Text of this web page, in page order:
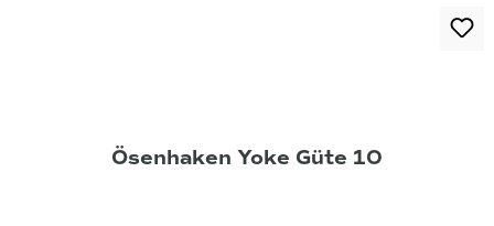
Ösenhaken Yoke Güte 10